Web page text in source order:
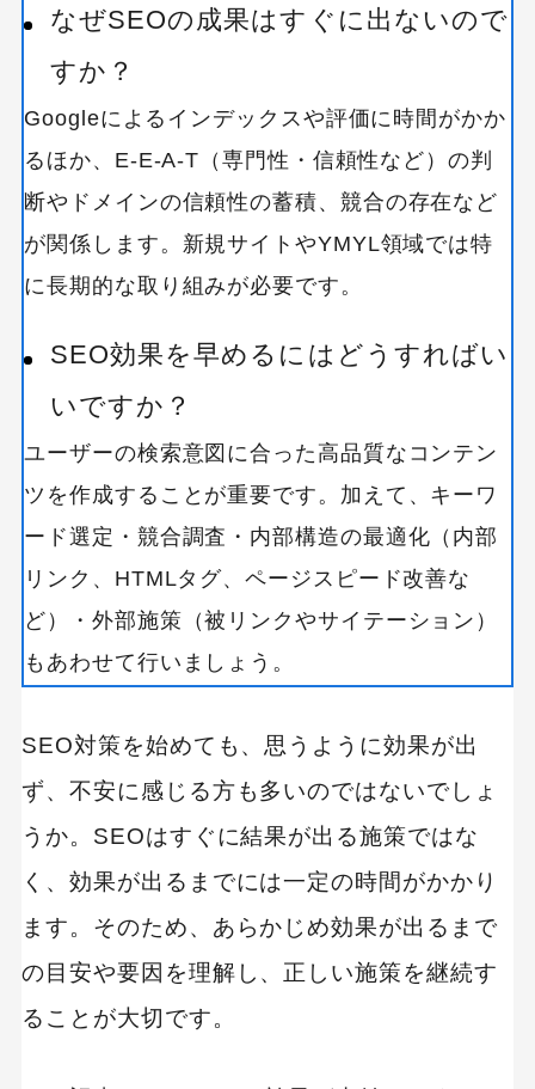
なぜSEOの成果はすぐに出ないので
すか？
Googleによるインデックスや評価に時間がかか
るほか、E-E-A-T（専門性・信頼性など）の判
断やドメインの信頼性の蓄積、競合の存在など
が関係します。新規サイトやYMYL領域では特
に長期的な取り組みが必要です。
SEO効果を早めるにはどうすればい
いですか？
ユーザーの検索意図に合った高品質なコンテン
ツを作成することが重要です。加えて、キーワ
ード選定・競合調査・内部構造の最適化（内部
リンク、HTMLタグ、ページスピード改善な
ど）・外部施策（被リンクやサイテーション）
もあわせて行いましょう。
SEO対策を始めても、思うように効果が出
ず、不安に感じる方も多いのではないでしょ
うか。SEOはすぐに結果が出る施策ではな
く、効果が出るまでには一定の時間がかかり
ます。そのため、あらかじめ効果が出るまで
の目安や要因を理解し、正しい施策を継続す
ることが大切です。